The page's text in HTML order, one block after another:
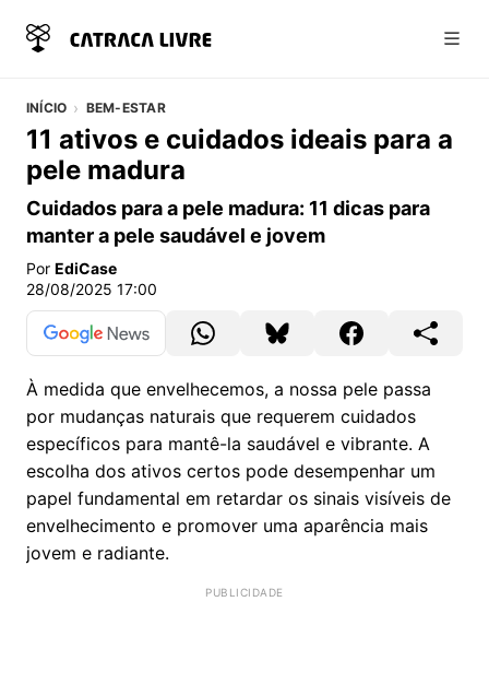
INÍCIO BEM-ESTAR
11 ativos e cuidados ideais para a
pele madura
Cuidados para a pele madura: 11 dicas para
manter a pele saudável e jovem
Por EdiCase
28/08/2025 17:00
À medida que envelhecemos, a nossa pele passa
por mudanças naturais que requerem cuidados
específicos para mantê-la saudável e vibrante. A
escolha dos ativos certos pode desempenhar um
papel fundamental em retardar os sinais visíveis de
envelhecimento e promover uma aparência mais
jovem e radiante.